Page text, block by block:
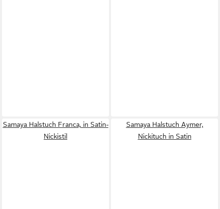
Samaya Halstuch Franca, in Satin-
Nickistil
Samaya Halstuch Aymer,
Nickituch in Satin